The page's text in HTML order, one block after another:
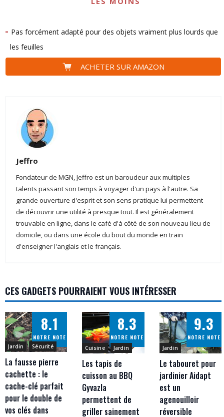
Pas forcément adapté pour des objets vraiment plus lourds que
les feuilles
ACHETER SUR AMAZON
Jeffro
Fondateur de MGN, Jeffro est un baroudeur aux multiples
talents passant son temps à voyager d'un pays à l'autre. Sa
grande ouverture d'esprit et son sens pratique lui permettent
de découvrir une utilité à presque tout. Il est généralement
trouvable en ligne, dans le café d'à côté de son nouveau lieu de
domicile, ou dans une école du bout du monde en train
d'enseigner l'anglais et le français.
CES GADGETS POURRAIENT VOUS INTÉRESSER
8.1
NOTRE NOTE
Jardin Sécurité
La fausse pierre
cachette : le
cache-clé parfait
pour le double de
vos clés dans
8.3
NOTRE NOTE
Cuisine Jardin
Les tapis de
cuisson au BBQ
Gyvazla
permettent de
griller sainement
9.3
NOTRE NOTE
Jardin
Le tabouret pour
jardinier Aidapt
est un
agenouilloir
réversible